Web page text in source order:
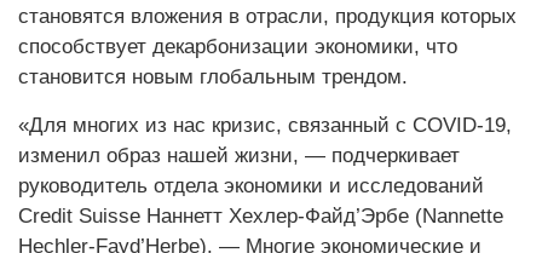
становятся вложения в отрасли, продукция которых
способствует декарбонизации экономики, что
становится новым глобальным трендом.
«Для многих из нас кризис, связанный с COVID-19,
изменил образ нашей жизни, — подчеркивает
руководитель отдела экономики и исследований
Credit Suisse Наннетт Хехлер-Файд’Эрбе (Nannette
Hechler-Fayd’Herbe). — Многие экономические и